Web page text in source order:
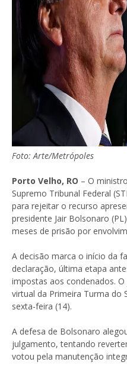
Foto: Arte/Metrópoles
Porto Velho, RO – O
Supremo Tribunal Federal
para rejeitar o recurso
presidente Jair Bolsonaro
meses de prisão por
A decisão marca o início da
declaração, última etapa
impostas aos condenados.
virtual da Primeira Turma do
sexta-feira (14).
A defesa de Bolsonaro
julgamento, tentando
votou pela manutenção